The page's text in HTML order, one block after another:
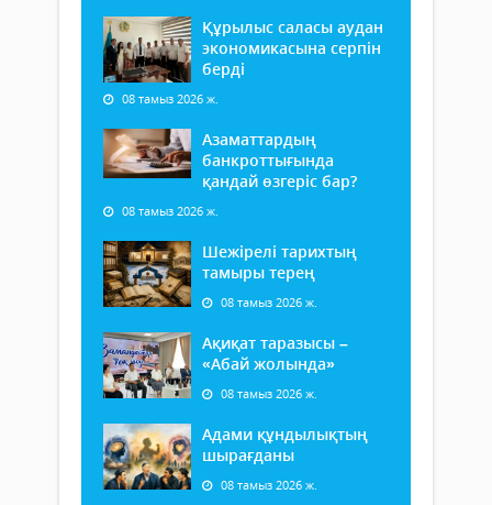
Құрылыс саласы аудан
экономикасына серпін
берді
08 тамыз 2026 ж.
Азаматтардың
банкроттығында
қандай өзгеріс бар?
08 тамыз 2026 ж.
Шежірелі тарихтың
тамыры терең
08 тамыз 2026 ж.
Ақиқат таразысы –
«Абай жолында»
08 тамыз 2026 ж.
Адами құндылықтың
шырағданы
08 тамыз 2026 ж.